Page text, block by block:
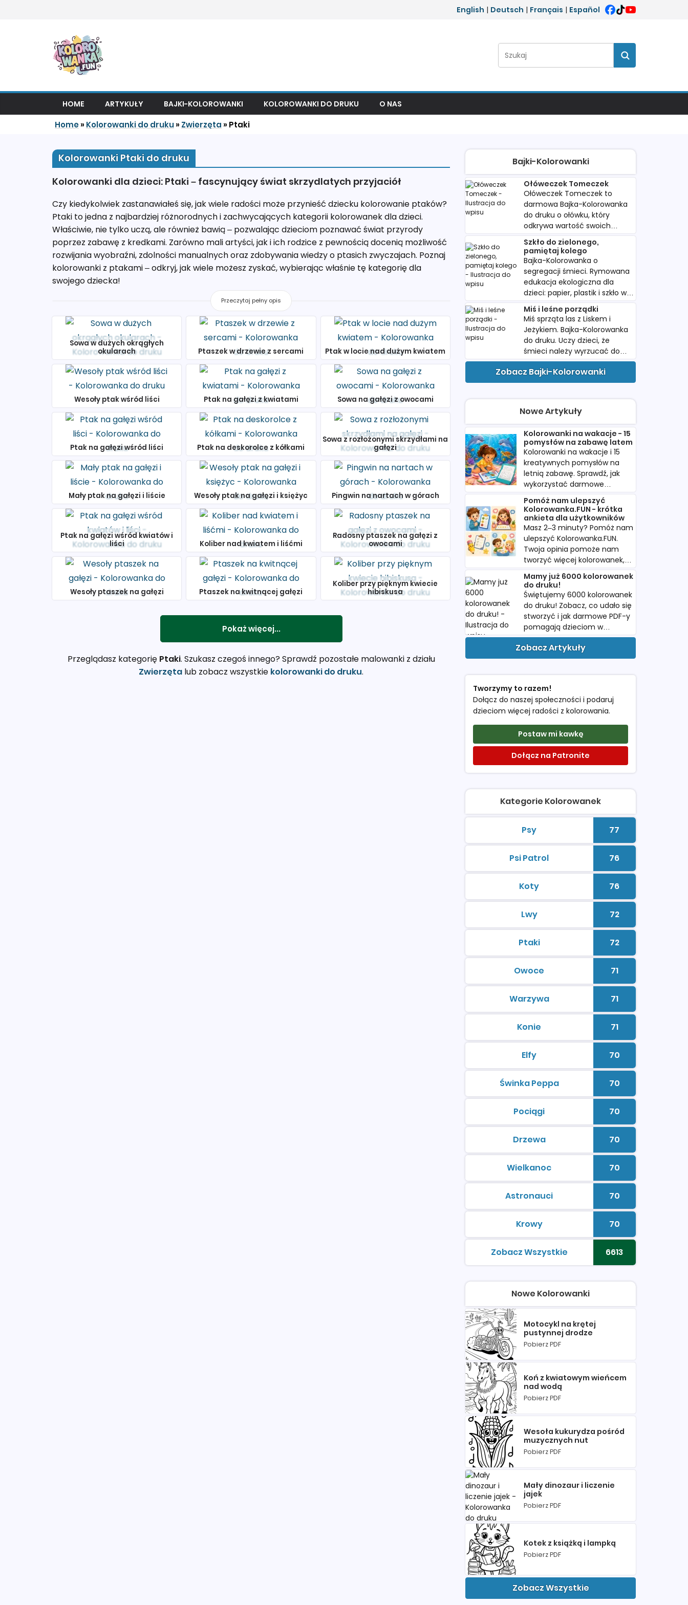
English | Deutsch | Français | Español
Szukaj:
Szukaj
HOME ARTYKUŁY BAJKI-KOLOROWANKI KOLOROWANKI DO DRUKU O NAS
Home» Kolorowanki do druku» Zwierzęta » Ptaki
Kolorowanki Ptaki do druku
Kolorowanki dla dzieci: Ptaki – fascynujący świat skrzydlatych przyjaciół
Czy kiedykolwiek zastanawiałeś się, jak wiele radości może przynieść dziecku kolorowanie ptaków?
Ptaki to jedna z najbardziej różnorodnych i zachwycających kategorii kolorowanek dla dzieci.
Właściwie, nie tylko uczą, ale również bawią – pozwalając dzieciom poznawać świat przyrody
poprzez zabawę z kredkami. Zarówno mali artyści, jak i ich rodzice z pewnością docenią możliwość
rozwijania wyobraźni, zdolności manualnych oraz zdobywania wiedzy o ptasich zwyczajach. Poznaj
kolorowanki z ptakami – odkryj, jak wiele możesz zyskać, wybierając właśnie tę kategorię dla
swojego dziecka!
Przeczytaj pełny opis
Sowa w dużych okrągłych
okularach
Ptaszek w drzewie z sercami Ptak w locie nad dużym kwiatem
Wesoły ptak wśród liści Ptak na gałęzi z kwiatami Sowa na gałęzi z owocami
Ptak na gałęzi wśród liści Ptak na deskorolce z kółkami
Sowa z rozłożonymi skrzydłami na
gałęzi
Mały ptak na gałęzi i liście Wesoły ptak na gałęzi i księżyc Pingwin na nartach w górach
Ptak na gałęzi wśród kwiatów i
liści
Koliber nad kwiatem i liśćmi
Radosny ptaszek na gałęzi z
owocami
Wesoły ptaszek na gałęzi Ptaszek na kwitnącej gałęzi
Koliber przy pięknym kwiecie
hibiskusa
Pokaż więcej...
Przeglądasz kategorię Ptaki. Szukasz czegoś innego? Sprawdź pozostałe malowanki z działu
Zwierzęta lub zobacz wszystkie kolorowanki do druku.
Bajki-Kolorowanki
Ołóweczek Tomeczek
Ołóweczek Tomeczek to
darmowa Bajka-Kolorowanka
do druku o ołówku, który
odkrywa wartość swoich
śladów. Pobierz i wydrukuj dla
dziecka.
Szkło do zielonego,
pamiętaj kolego
Bajka-Kolorowanka o
segregacji śmieci. Rymowana
edukacja ekologiczna dla
dzieci: papier, plastik i szkło w
kolorowych koszach do druku.
Miś i leśne porządki
Miś sprząta las z Liskem i
Jeżykiem. Bajka-Kolorowanka
do druku. Uczy dzieci, że
śmieci należy wyrzucać do
kosza. Idealna do przedszkola.
Zobacz Bajki-Kolorowanki
Nowe Artykuły
Kolorowanki na wakacje - 15
pomysłów na zabawę latem
Kolorowanki na wakacje i 15
kreatywnych pomysłów na
letnią zabawę. Sprawdź, jak
wykorzystać darmowe
kolorowanki w podróży i
podczas urlopu.
Pomóż nam ulepszyć
Kolorowanka.FUN - krótka
ankieta dla użytkowników
Masz 2–3 minuty? Pomóż nam
ulepszyć Kolorowanka.FUN.
Twoja opinia pomoże nam
tworzyć więcej kolorowanek,
których naprawdę szukacie.
Mamy już 6000 kolorowanek
do druku!
Świętujemy 6000 kolorowanek
do druku! Zobacz, co udało się
stworzyć i jak darmowe PDF-y
pomagają dzieciom w
twórczej zabawie.
Zobacz Artykuły
Tworzymy to razem!
Dołącz do naszej społeczności i podaruj
dzieciom więcej radości z kolorowania.
Postaw mi kawkę
Dołącz na Patronite
Kategorie Kolorowanek
Psykolorowanki do druku Liczba
77
Psi Patrolkolorowanki do drukuLiczba
76
Kotykolorowanki do drukuLiczba
76
Lwykolorowanki do drukuLiczba
72
Ptaki
kolorowanki do drukuLiczba
72
Owocekolorowanki do drukuLiczba
71
Warzywakolorowanki do drukuLiczba
71
Koniekolorowanki do drukuLiczba
71
Elfykolorowanki do drukuLiczba
70
Świnka Peppa
kolorowanki do drukuLiczba
70
Pociągikolorowanki do drukuLiczba
70
Drzewa
kolorowanki do drukuLiczba
70
Wielkanockolorowanki do drukuLiczba
70
Astronaucikolorowanki do drukuLiczba
70
Krowy
kolorowanki do drukuLiczba
70
Zobacz Wszystkiekolorowanki do drukuLiczba
6613
Nowe Kolorowanki
Motocykl na krętej
pustynnej drodze
Pobierz PDF
Koń z kwiatowym wieńcem
nad wodą
Pobierz PDF
Wesoła kukurydza pośród
muzycznych nut
Pobierz PDF
Mały dinozaur i liczenie
jajek
Pobierz PDF
Kotek z książką i lampką
Pobierz PDF
Zobacz Wszystkie